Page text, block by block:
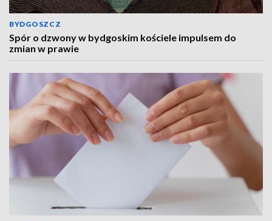
BYDGOSZCZ
Spór o dzwony w bydgoskim kościele impulsem do
zmian w prawie